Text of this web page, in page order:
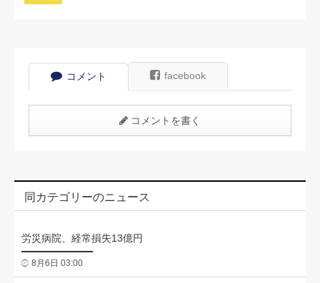
コメント facebook
コメントを書く
同カテゴリーのニュース
労災病院、経常損失13億円
8月6日 03:00